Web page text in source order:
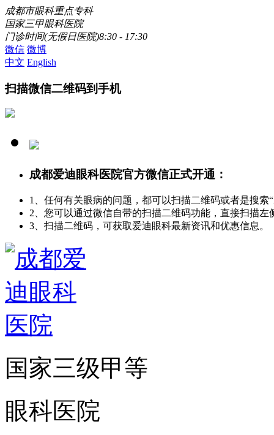
成都市眼科重点专科
国家三甲眼科医院
门诊时间(无假日医院)8:30 - 17:30
微信 微博
中文 English
扫描微信二维码到手机
成都爱迪眼科医院官方微信正式开通：
1、任何有关眼病的问题，都可以扫描二维码或者是搜索
2、您可以通过微信自带的扫描二维码功能，直接扫描左
3、扫描二维码，可获取爱迪眼科最新资讯和优惠信息。
国家三级甲等
眼科医院